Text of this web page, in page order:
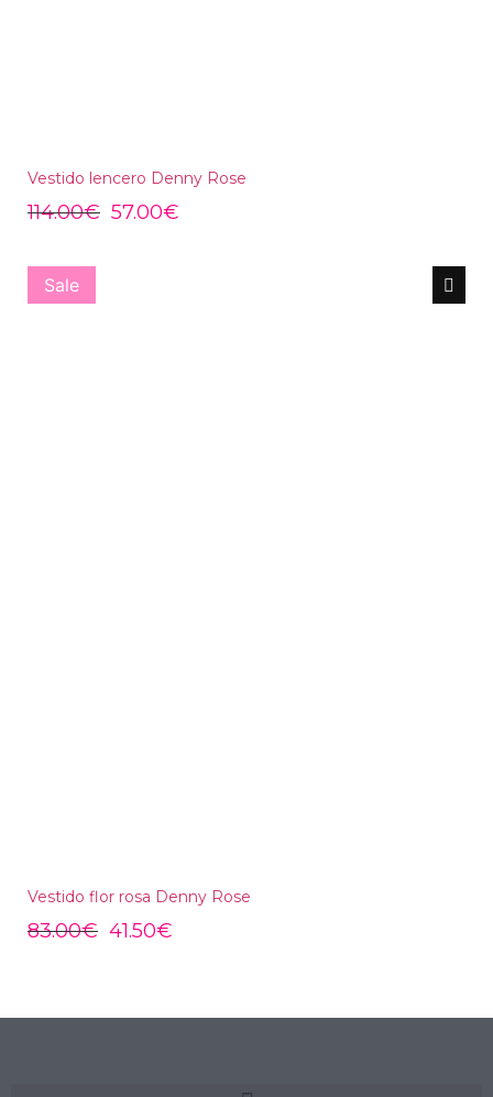
Vestido lencero Denny Rose
114.00€ 57.00€
Sale
Vestido flor rosa Denny Rose
83.00€ 41.50€